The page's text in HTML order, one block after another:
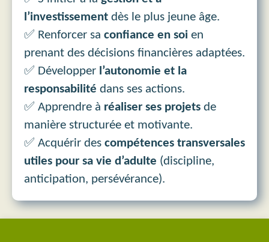
l’investissement dès le plus jeune âge.
✅ Renforcer sa confiance en soi en
prenant des décisions financières adaptées.
✅ Développer l’autonomie et la
responsabilité dans ses actions.
✅ Apprendre à réaliser ses projets de
manière structurée et motivante.
✅ Acquérir des compétences transversales
utiles pour sa vie d’adulte (discipline,
anticipation, persévérance).